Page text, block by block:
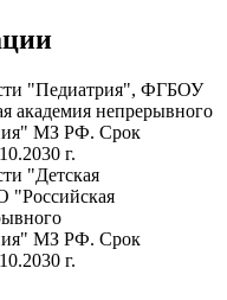
"Педиатрия", ФГБОУ
академия непрерывного
МЗ РФ. Срок
г.
"Детская
МЗ РФ. Срок
г.